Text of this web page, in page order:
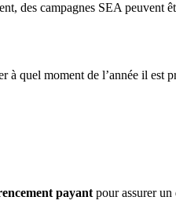
des campagnes SEA peuvent
à quel moment de l’année il est
payant pour assurer